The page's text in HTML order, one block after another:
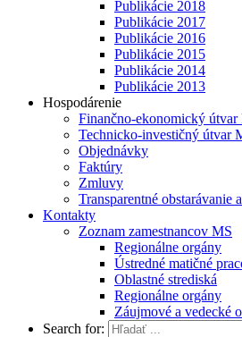
Publikácie 2018
Publikácie 2017
Publikácie 2016
Publikácie 2015
Publikácie 2014
Publikácie 2013
Hospodárenie
Finančno-ekonomický útvar
Technicko-investičný útvar
Objednávky
Faktúry
Zmluvy
Transparentné obstarávanie
Kontakty
Zoznam zamestnancov MS
Regionálne orgány
Ústredné matičné
Oblastné strediská
Regionálne orgány
Záujmové a vedecké
Search for: